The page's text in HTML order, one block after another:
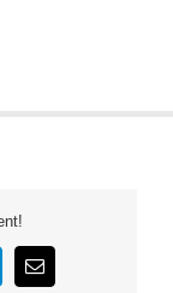
Email: